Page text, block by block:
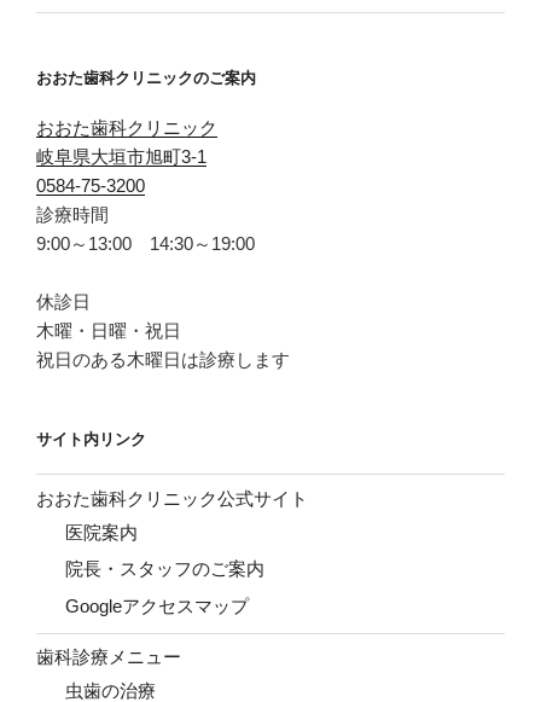
おおた歯科クリニックのご案内
おおた歯科クリニック
岐阜県大垣市旭町3-1
0584-75-3200
診療時間
9:00～13:00 14:30～19:00
休診日
木曜・日曜・祝日
祝日のある木曜日は診療します
サイト内リンク
おおた歯科クリニック公式サイト
医院案内
院長・スタッフのご案内
Googleアクセスマップ
歯科診療メニュー
虫歯の治療